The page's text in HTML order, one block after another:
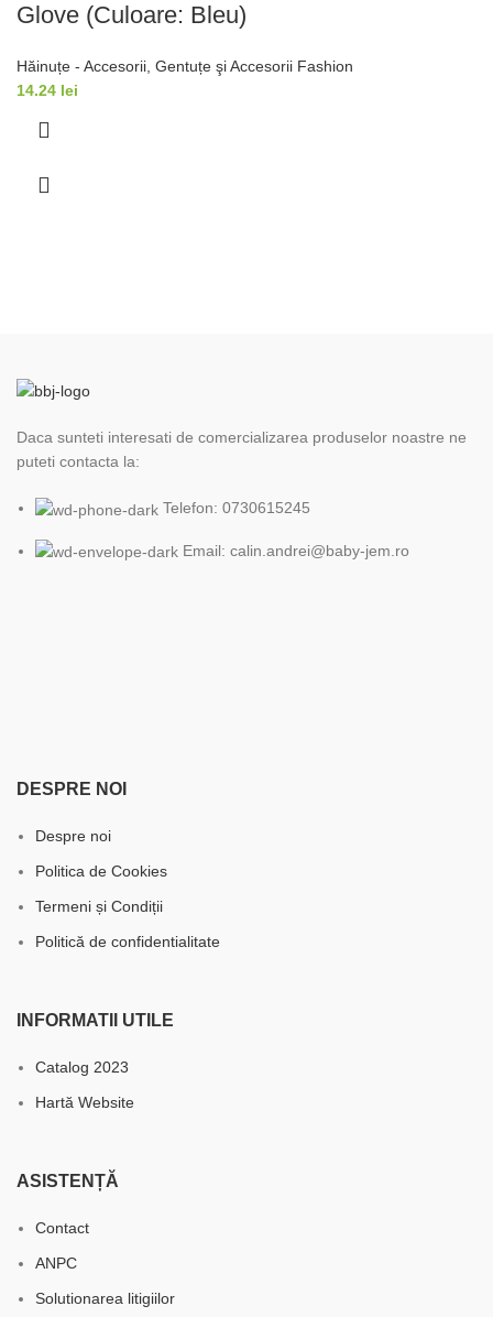
Glove (Culoare: Bleu)
Hăinuțe - Accesorii Gentuțe şi Accesorii Fashion
14.24 lei
Daca sunteti interesati de comercializarea produselor noastre ne
puteti contacta la:
Telefon: 0730615245
Email: calin.andrei@baby-jem.ro
DESPRE NOI
Despre noi
Politica de Cookies
Termeni și Condiții
Politică de confidentialitate
INFORMATII UTILE
Catalog 2023
Hartă Website
ASISTENȚĂ
Contact
ANPC
Solutionarea litigiilor